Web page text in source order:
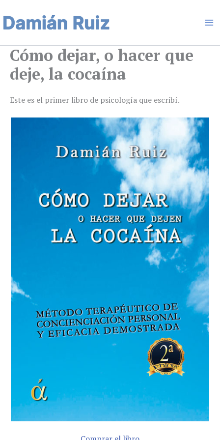
al
contenido
Cómo dejar, o hacer que
deje, la cocaína
Este es el primer libro de psicología que escribí.